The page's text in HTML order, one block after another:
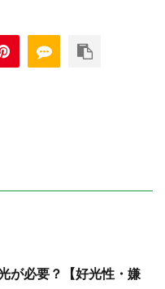
が必要？【好光性・嫌